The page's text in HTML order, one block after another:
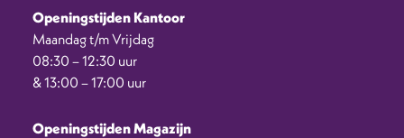
Openingstijden Kantoor
Maandag t/m Vrijdag
08:30 – 12:30 uur
& 13:00 – 17:00 uur
Openingstijden Magazijn